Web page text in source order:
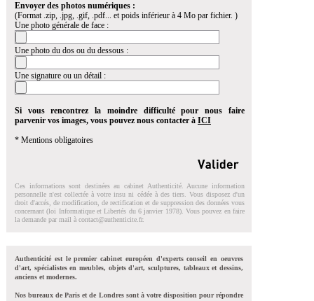
Envoyer des photos numériques :
(Format .zip, .jpg, .gif, .pdf... et poids inférieur à 4 Mo par fichier. )
Une photo générale de face :
Une photo du dos ou du dessous :
Une signature ou un détail :
Si vous rencontrez la moindre difficulté pour nous faire
parvenir vos images, vous pouvez nous contacter à ICI
* Mentions obligatoires
Ces informations sont destinées au cabinet Authenticité. Aucune information
personnelle n'est collectée à votre insu ni cédée à des tiers. Vous disposez d'un
droit d'accés, de modification, de rectification et de suppression des données vous
concernant (loi Informatique et Libertés du 6 janvier 1978). Vous pouvez en faire
la demande par mail à contact@authenticite.fr.
Authenticité est le premier cabinet européen d'experts conseil en oeuvres
d'art, spécialistes en meubles, objets d'art, sculptures, tableaux et dessins,
anciens et modernes.
Nos bureaux de Paris et de Londres sont à votre disposition pour répondre